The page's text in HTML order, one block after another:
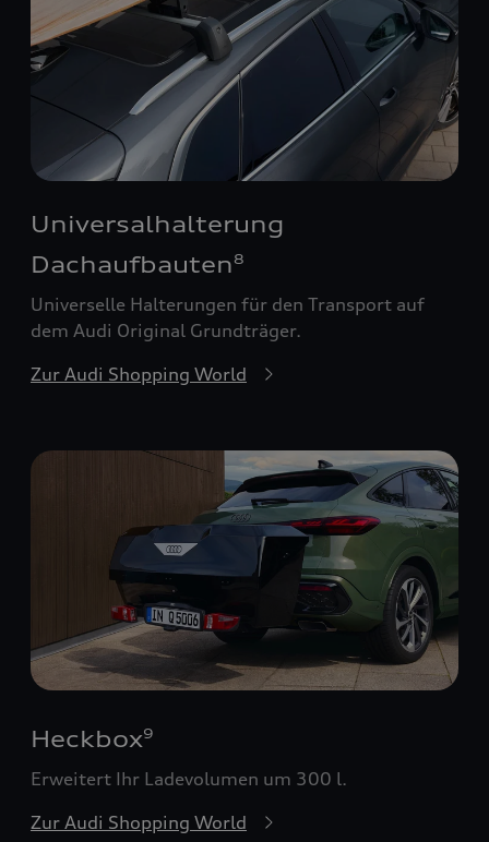
Universalhalterung
Dachaufbauten8
Universelle Halterungen für den Transport auf
dem Audi Original Grundträger.
Zur Audi Shopping World
Heckbox9
Erweitert Ihr Ladevolumen um 300 l.
Zur Audi Shopping World